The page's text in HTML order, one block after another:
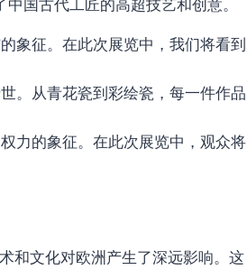
国古代工匠的高超技艺和创意。
象征。在此次展览中，我们将看到
。从青花瓷到彩绘瓷，每一件作品
力的象征。在此次展览中，观众将
和文化对欧洲产生了深远影响。这